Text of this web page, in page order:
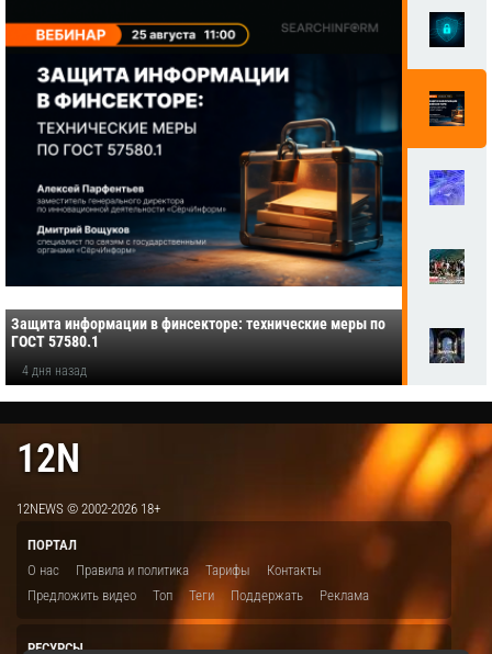
Защита информации в финсекторе: технические меры по
ГОСТ 57580.1
4 дня назад
12N
12NEWS © 2002-2026 18+
ПОРТАЛ
О нас
Правила и политика Тарифы
Контакты
Предложить видео
Топ Теги Поддержать Реклама
РЕСУРСЫ